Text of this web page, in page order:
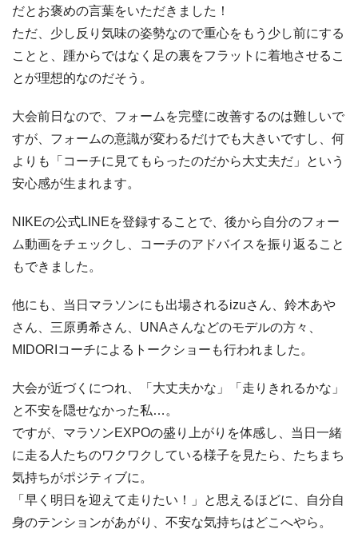
だとお褒めの言葉をいただきました！
ただ、少し反り気味の姿勢なので重心をもう少し前にする
ことと、踵からではなく足の裏をフラットに着地させるこ
とが理想的なのだそう。
大会前日なので、フォームを完璧に改善するのは難しいで
すが、フォームの意識が変わるだけでも大きいですし、何
よりも「コーチに見てもらったのだから大丈夫だ」という
安心感が生まれます。
NIKEの公式LINEを登録することで、後から自分のフォー
ム動画をチェックし、コーチのアドバイスを振り返ること
もできました。
他にも、当日マラソンにも出場されるizuさん、鈴木あや
さん、三原勇希さん、UNAさんなどのモデルの方々、
MIDORIコーチによるトークショーも行われました。
大会が近づくにつれ、「大丈夫かな」「走りきれるかな」
と不安を隠せなかった私…。
ですが、マラソンEXPOの盛り上がりを体感し、当日一緒
に走る人たちのワクワクしている様子を見たら、たちまち
気持ちがポジティブに。
「早く明日を迎えて走りたい！」と思えるほどに、自分自
身のテンションがあがり、不安な気持ちはどこへやら。